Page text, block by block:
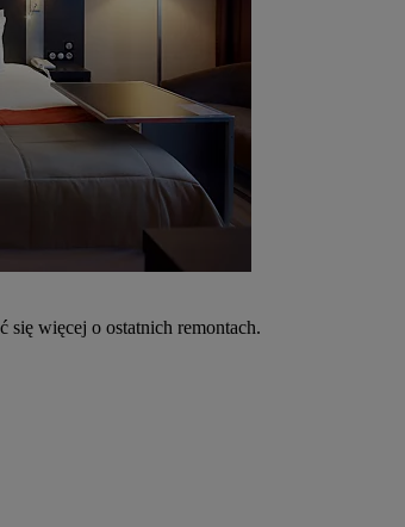
się więcej o ostatnich remontach.